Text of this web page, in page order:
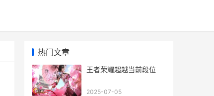
热门文章
王者荣耀超越当前段位
2025-07-05